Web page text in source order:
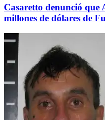
Casaretto denunció que
millones de dólares de